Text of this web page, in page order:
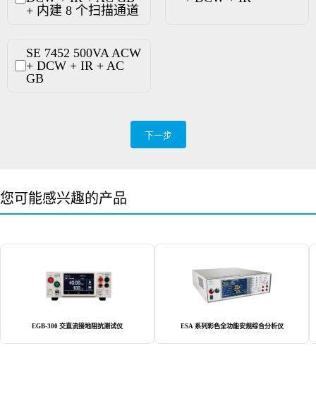
+ 内建 8 个扫描通道
SE 7452 500VA ACW
+ DCW + IR + AC
GB
下一步
您可能感兴趣的产品
EGB-300 交直流接地阻抗测试仪 ESA 系列彩色全功能安规综合分析仪